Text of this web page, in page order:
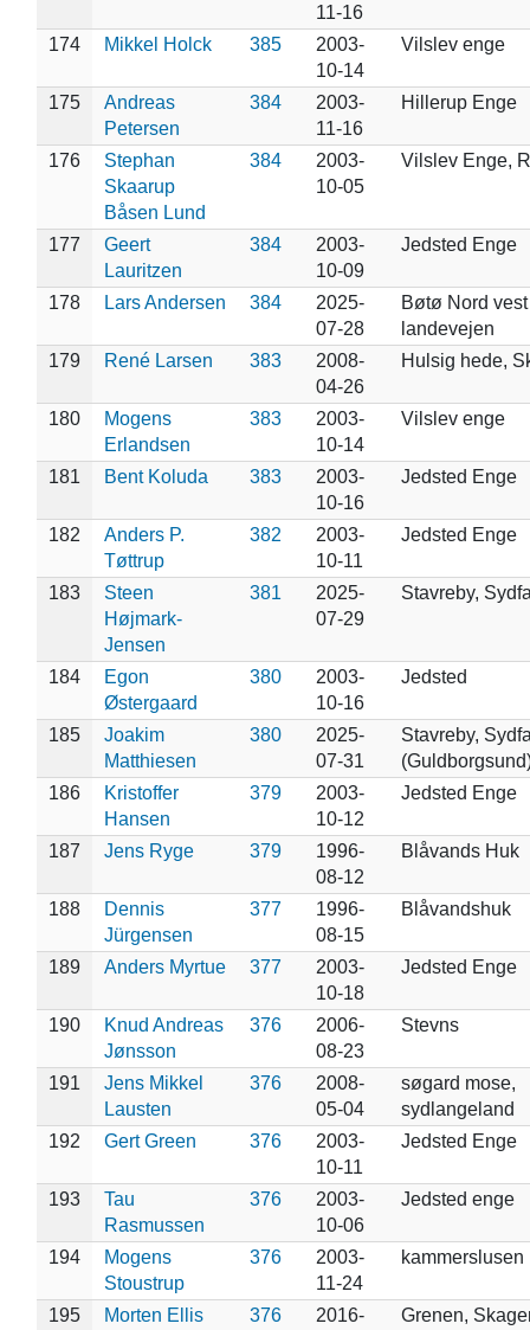
11-16
174 Mikkel Holck 385
2003-
10-14
Vilslev enge
175
Andreas
Petersen
384
2003-
11-16
Hillerup Enge
176
Stephan
Skaarup
Båsen Lund
384
2003-
10-05
Vilslev Enge,
177
Geert
Lauritzen
384
2003-
10-09
Jedsted Enge
178 Lars Andersen 384
2025-
07-28
Bøtø Nord vest
landevejen
179
René Larsen 383
2008-
04-26
Hulsig hede,
180
Mogens
Erlandsen
383
2003-
10-14
Vilslev enge
181 Bent Koluda 383
2003-
10-16
Jedsted Enge
182
Anders P.
Tøttrup
382
2003-
10-11
Jedsted Enge
183
Steen
Højmark-
Jensen
381
2025-
07-29
Stavreby,
184
Egon
Østergaard
380
2003-
10-16
Jedsted
185
Joakim
Matthiesen
380
2025-
07-31
Stavreby,
186
Kristoffer
Hansen
379
2003-
10-12
Jedsted Enge
187 Jens Ryge 379
1996-
08-12
Blåvands Huk
188
Dennis
Jürgensen
377
1996-
08-15
Blåvandshuk
189 Anders Myrtue 377
2003-
10-18
Jedsted Enge
190
Knud Andreas
Jønsson
376
2006-
08-23
Stevns
191
Jens Mikkel
Lausten
376
2008-
05-04
søgard mose,
sydlangeland
192
Gert Green 376
2003-
10-11
Jedsted Enge
193
Tau
Rasmussen
376
2003-
10-06
Jedsted enge
194
Mogens
Stoustrup
376
2003-
11-24
kammerslusen
195 Morten Ellis 376 2016- Grenen,